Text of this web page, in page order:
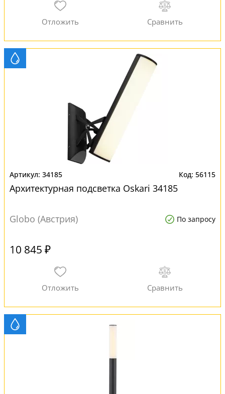
34185 56115
Архитектурная подсветка Oskari 34185
Globo (Австрия) По запросу
10 845 ₽